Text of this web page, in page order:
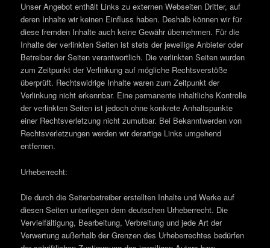
Unser Angebot enthält Links zu externen Webseiten Dritter, auf
deren Inhalte wir keinen Einfluss haben. Deshalb können wir für
diese fremden Inhalte auch keine Gewähr übernehmen. Für die
Inhalte der verlinkten Seiten ist stets der jeweilige Anbieter oder
Betreiber der Seiten verantwortlich. Die verlinkten Seiten wurden
zum Zeitpunkt der Verlinkung auf mögliche Rechtsverstöße
überprüft. Rechtswidrige Inhalte waren zum Zeitpunkt der
Verlinkung nicht erkennbar. Eine permanente inhaltliche Kontrolle
der verlinkten Seiten ist jedoch ohne konkrete Anhaltspunkte
einer Rechtsverletzung nicht zumutbar. Bei Bekanntwerden von
Rechtsverletzungen werden wir derartige Links umgehend
entfernen.
Urheberrecht:
Die durch die Seitenbetreiber erstellten Inhalte und Werke auf
diesen Seiten unterliegen dem deutschen Urheberrecht. Die
Vervielfältigung, Bearbeitung, Verbreitung und jede Art der
Verwertung außerhalb der Grenzen des Urheberrechtes bedürfen